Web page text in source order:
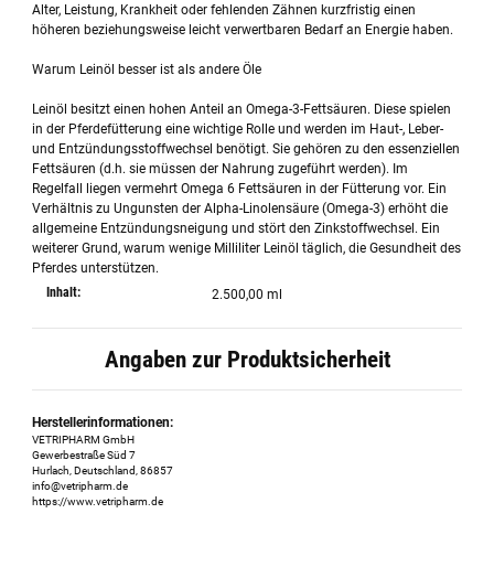
Alter, Leistung, Krankheit oder fehlenden Zähnen kurzfristig einen
höheren beziehungsweise leicht verwertbaren Bedarf an Energie haben.
Warum Leinöl besser ist als andere Öle
Leinöl besitzt einen hohen Anteil an Omega-3-Fettsäuren. Diese spielen
in der Pferdefütterung eine wichtige Rolle und werden im Haut-, Leber-
und Entzündungsstoffwechsel benötigt. Sie gehören zu den essenziellen
Fettsäuren (d.h. sie müssen der Nahrung zugeführt werden). Im
Regelfall liegen vermehrt Omega 6 Fettsäuren in der Fütterung vor. Ein
Verhältnis zu Ungunsten der Alpha-Linolensäure (Omega-3) erhöht die
allgemeine Entzündungsneigung und stört den Zinkstoffwechsel. Ein
weiterer Grund, warum wenige Milliliter Leinöl täglich, die Gesundheit des
Pferdes unterstützen.
Inhalt:
2.500,00 ml
Angaben zur Produktsicherheit
Herstellerinformationen:
VETRIPHARM GmbH
Gewerbestraße Süd 7
Hurlach, Deutschland, 86857
info@vetripharm.de
https://www.vetripharm.de